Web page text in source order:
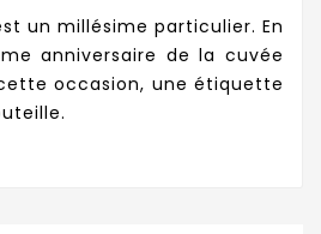
un millésime particulier. En
anniversaire de la cuvée
occasion, une étiquette